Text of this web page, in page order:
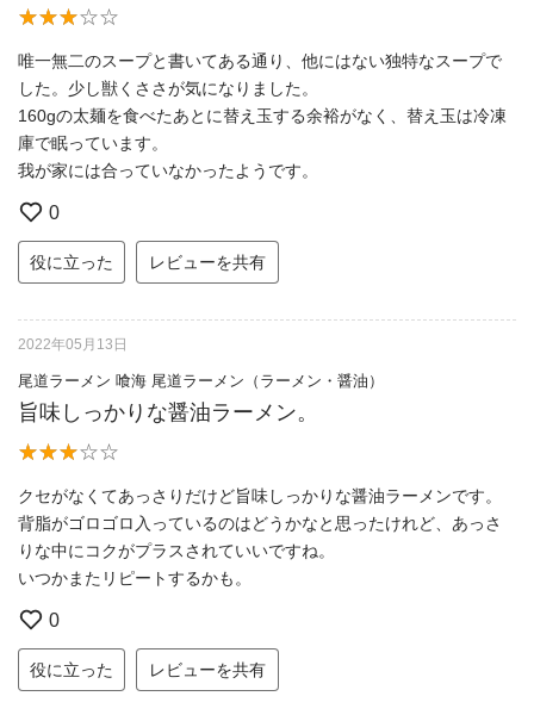
唯一無二のスープと書いてある通り、他にはない独特なスープで
した。少し獣くささが気になりました。
160gの太麺を食べたあとに替え玉する余裕がなく、替え玉は冷凍
庫で眠っています。
我が家には合っていなかったようです。
0
役に立った レビューを共有
2022年05月13日
尾道ラーメン 喰海 尾道ラーメン（ラーメン・醤油）
旨味しっかりな醤油ラーメン。
クセがなくてあっさりだけど旨味しっかりな醤油ラーメンです。
背脂がゴロゴロ入っているのはどうかなと思ったけれど、あっさ
りな中にコクがプラスされていいですね。
いつかまたリピートするかも。
0
役に立った レビューを共有